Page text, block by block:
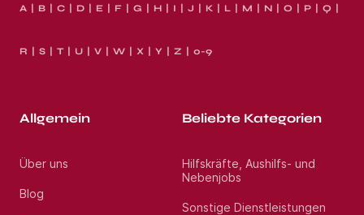
A B C D E F G H I J K L M N O P Q
R S T U V W X Y Z 0-9
Allgemein
Über uns
Blog
Beliebte Kategorien
Hilfskräfte, Aushilfs- und
Nebenjobs
Sonstige Dienstleistungen